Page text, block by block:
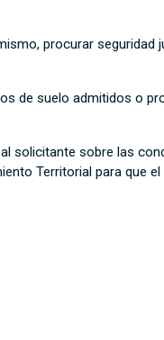
procurar seguridad
de suelo admitidos o
solicitante sobre las
Territorial para que el